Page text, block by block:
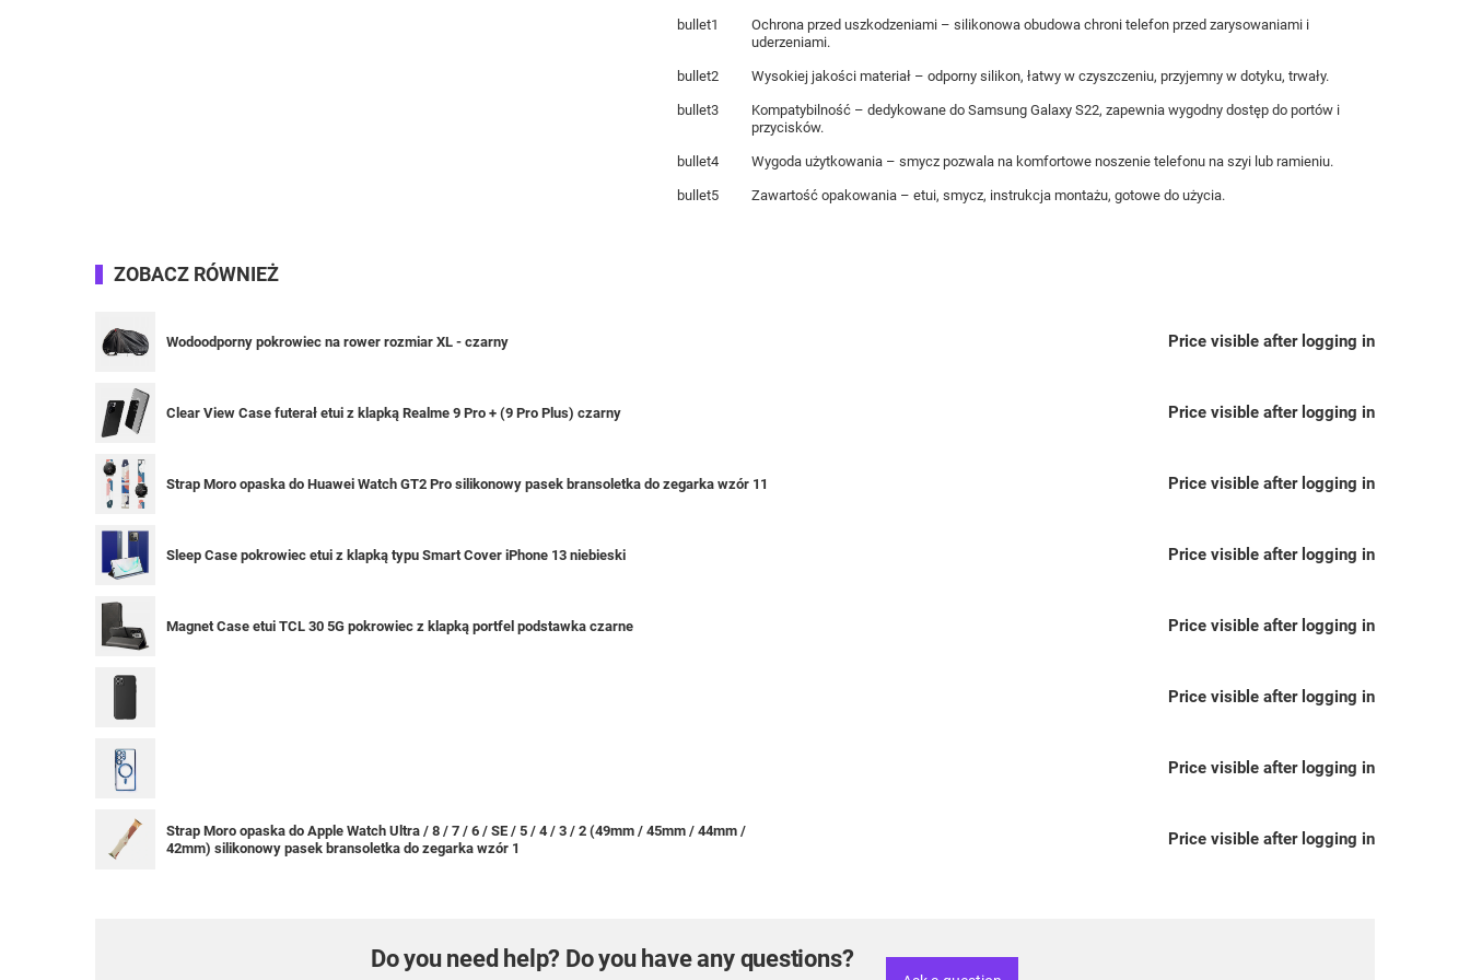
bullet1
Ochrona przed uszkodzeniami – silikonowa obudowa chroni telefon przed zarysowaniami i
uderzeniami.
bullet2 Wysokiej jakości materiał – odporny silikon, łatwy w czyszczeniu, przyjemny w dotyku, trwały.
bullet3
Kompatybilność – dedykowane do Samsung Galaxy S22, zapewnia wygodny dostęp do portów i
przycisków.
bullet4 Wygoda użytkowania – smycz pozwala na komfortowe noszenie telefonu na szyi lub ramieniu.
bullet5 Zawartość opakowania – etui, smycz, instrukcja montażu, gotowe do użycia.
ZOBACZ RÓWNIEŻ
Wodoodporny pokrowiec na rower rozmiar XL - czarny Price visible after logging in
Clear View Case futerał etui z klapką Realme 9 Pro + (9 Pro Plus) czarny Price visible after logging in
Strap Moro opaska do Huawei Watch GT2 Pro silikonowy pasek bransoletka do zegarka wzór 11 Price visible after logging in
Sleep Case pokrowiec etui z klapką typu Smart Cover iPhone 13 niebieski Price visible after logging in
Magnet Case etui TCL 30 5G pokrowiec z klapką portfel podstawka czarne Price visible after logging in
Price visible after logging in
Price visible after logging in
Strap Moro opaska do Apple Watch Ultra / 8 / 7 / 6 / SE / 5 / 4 / 3 / 2 (49mm / 45mm / 44mm /
42mm) silikonowy pasek bransoletka do zegarka wzór 1
Price visible after logging in
Do you need help? Do you have any questions?